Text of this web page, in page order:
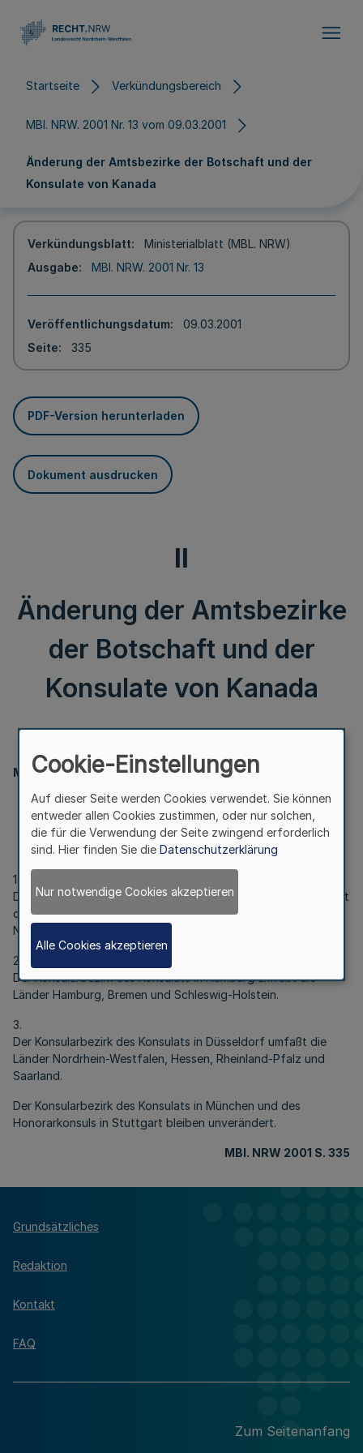
Startseite Verkündungsbereich
MBl. NRW. 2001 Nr. 13 vom 09.03.2001
Änderung der Amtsbezirke der Botschaft und der
Konsulate von Kanada
Verkündungsblatt
Ministerialblatt (MBL. NRW)
Ausgabe
MBl. NRW. 2001 Nr. 13
Veröffentlichungsdatum
09.03.2001
Seite
335
PDF-Version herunterladen
Dokument ausdrucken
II
Änderung der Amtsbezirke
der Botschaft und der
Konsulate von Kanada
Ministerpräsident
Änderung der Amtsbezirke der Botschaft und der
Konsulate von Kanada
Bek. d. Ministerpräsidenten vom 17.1.2001 -III.6-430-6-
1.
Der Konsularbezirk der Botschaft von Kanada in Berlin um faßt
die Länder Berlin, Brandenburg, Mecklenburg- Vorpommern,
Niedersachsen, Sachsen, Sachsen-Anhalt und Thüringen.
2.
Der Konsularbezirk des Konsulats in Hamburg umfaßt die
Länder Hamburg, Bremen und Schleswig-Holstein.
3.
Der Konsularbezirk des Konsulats in Düsseldorf umfaßt die
Länder Nordrhein-Westfalen, Hessen, Rheinland-Pfalz und
Saarland.
Der Konsularbezirk des Konsulats in München und des
Honorarkonsuls in Stuttgart bleiben unverändert.
MBl. NRW 2001 S. 335
Grundsätzliches
Redaktion
Kontakt
FAQ
Zum Seitenanfang
Cookie-Einstellungen
Auf dieser Seite werden Cookies verwendet. Sie können
entweder allen Cookies zustimmen, oder nur solchen,
die für die Verwendung der Seite zwingend erforderlich
sind. Hier finden Sie die Datenschutzerklärung
Nur notwendige Cookies akzeptieren
Alle Cookies akzeptieren